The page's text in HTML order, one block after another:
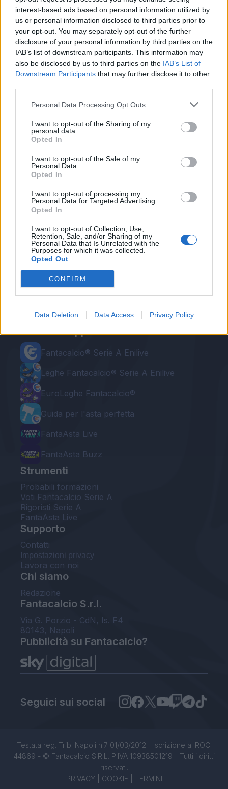
interest-based ads based on personal information utilized by
us or personal information disclosed to third parties prior to
your opt-out. You may separately opt-out of the further
disclosure of your personal information by third parties on the
IAB’s list of downstream participants. This information may
also be disclosed by us to third parties on the IAB’s List of
Downstream Participants that may further disclose it to other
Personal Data Processing Opt Outs
I want to opt-out of the Sharing of my
personal data.
Opted In
I want to opt-out of the Sale of my
Personal Data.
Opted In
I want to opt-out of processing my
Personal Data for Targeted Advertising.
Opted In
I want to opt-out of Collection, Use,
Retention, Sale, and/or Sharing of my
Personal Data that Is Unrelated with the
Purposes for which it was collected.
Opted Out
CONFIRM
Data Deletion Data Access Privacy Policy
difficoltà. Abbiamo bisogno di punti nelle
prossime partite, ma ci sono abbastanza match
per conquistare i nostri obiettivi. Il futuro? A oggi
devo tornare a Londra in estate. A marzo o ad
aprile, se ne parlerà".
Podolski nega di aver avuto problemi con
l'Arsenal e mister Wenger:"A Londra sono stato
della stagione sportiva non è stata molto
appagante. Comunque non ho mai avuto
problemi, né col club né con Arsene Wenger e
neanche con i tifosi".
Autore
Le nostre app
Fantacalcio® Serie A Enilive
Leghe Fantacalcio® Serie A Enilive
EuroLeghe Fantacalcio®
Guida per l'asta perfetta
FantaAsta Live
FantaAsta Buzz
Strumenti
Probabili formazioni
Voti Fantacalcio Serie A
Rigoristi Serie A
FantaAsta Live
Supporto
Contatti
Impostazioni privacy
Lavora con noi
Chi siamo
Redazione
Fantacalcio S.r.l.
Via G. Porzio - CdN, Is. F4
80143, Napoli
Pubblicità su Fantacalcio?
Seguici sui social
Testata reg. Trib. Napoli n.7 01/03/2012 - Iscrizione al ROC:
44869 - © Fantacalcio S.R.L. P.IVA 10938501219 - Tutti i diritti
riservati.
PRIVACY| COOKIE TERMINI